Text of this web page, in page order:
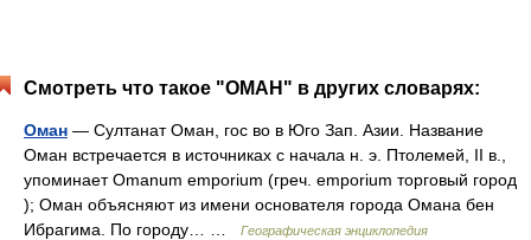
Смотреть что такое "ОМАН" в других словарях:
Оман — Султанат Оман, гос во в Юго Зап. Азии. Название
Оман встречается в источниках с начала н. э. Птолемей, II в.,
упоминает Omanum emporium (греч. emporium торговый город
); Оман объясняют из имени основателя города Омана бен
Ибрагима. По городу… …
Географическая энциклопедия